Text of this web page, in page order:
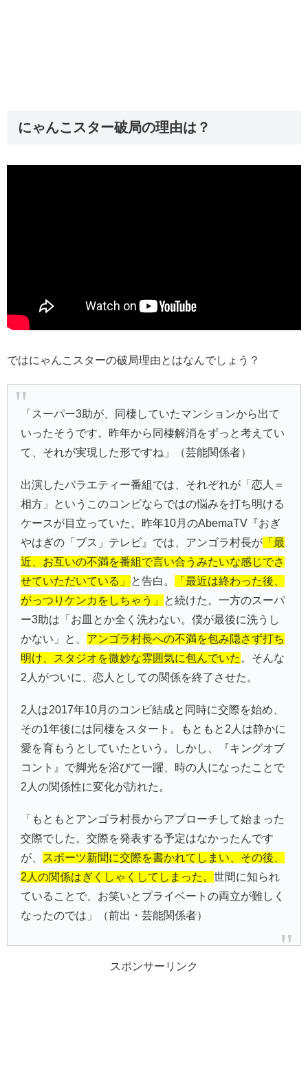
にゃんこスター破局の理由は？
ではにゃんこスターの破局理由とはなんでしょう？
「スーパー3助が、同棲していたマンションから出て
いったそうです。昨年から同棲解消をずっと考えてい
て、それが実現した形ですね」（芸能関係者）
出演したバラエティー番組では、それぞれが「恋人＝
相方」というこのコンビならではの悩みを打ち明ける
ケースが目立っていた。昨年10月のAbemaTV『おぎ
やはぎの「ブス」テレビ』では、アンゴラ村長が 「最
近、お互いの不満を番組で言い合うみたいな感じでさ
せていただいている」
と告白。
「最近は終わった後、
がっつりケンカをしちゃう」
と続けた。一方のスーパ
ー3助は「お皿とか全く洗わない。僕が最後に洗うし
かない」と、 アンゴラ村長への不満を包み隠さず打ち
明け、スタジオを微妙な雰囲気に包んでいた 。そんな
2人がついに、恋人としての関係を終了させた。
2人は2017年10月のコンビ結成と同時に交際を始め、
その1年後には同棲をスタート。もともと2人は静かに
愛を育もうとしていたという。しかし、『キングオブ
コント』で脚光を浴びて一躍、時の人になったことで
2人の関係性に変化が訪れた。
「もともとアンゴラ村長からアプローチして始まった
交際でした。交際を発表する予定はなかったんです
が、
スポーツ新聞に交際を書かれてしまい、その後、
2人の関係はぎくしゃくしてしまった。世間に知られ
ていることで、お笑いとプライベートの両立が難しく
なったのでは」（前出・芸能関係者）
スポンサーリンク